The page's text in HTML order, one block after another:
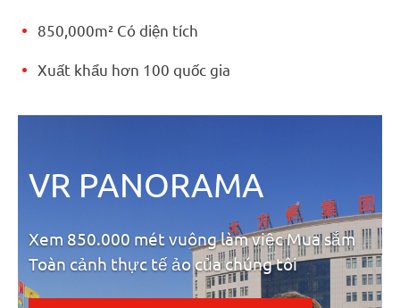
850,000m² Có diện tích
Xuất khẩu hơn 100 quốc gia
VR PANORAMA
Xem 850.000 mét vuông làm việc Mua sắm
Toàn cảnh thực tế ảo của chúng tôi